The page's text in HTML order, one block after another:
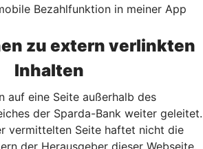
Bezahlfunktion in meiner App
zu extern verlinkten
Inhalten
auf eine Seite außerhalb des
der Sparda-Bank weiter geleitet.
vermittelten Seite haftet nicht die
der Herausgeber dieser Webseite.